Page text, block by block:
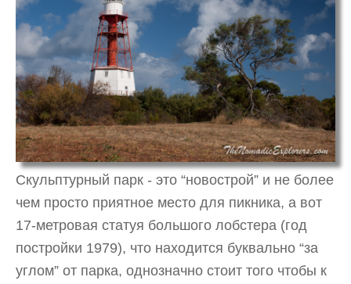
Скульптурный парк - это “новострой” и не более
чем просто приятное место для пикника, а вот
17-метровая статуя большого лобстера (год
постройки 1979), что находится буквально “за
углом” от парка, однозначно стоит того чтобы к